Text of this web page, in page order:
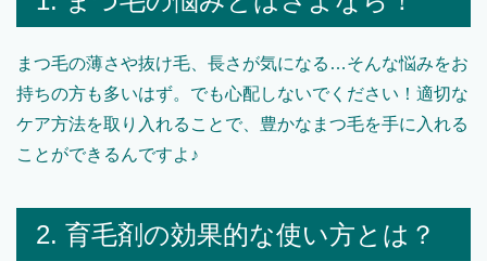
まつ毛の薄さや抜け毛、長さが気になる…そんな悩みをお
持ちの方も多いはず。でも心配しないでください！適切な
ケア方法を取り入れることで、豊かなまつ毛を手に入れる
ことができるんですよ♪
2. 育毛剤の効果的な使い方とは？